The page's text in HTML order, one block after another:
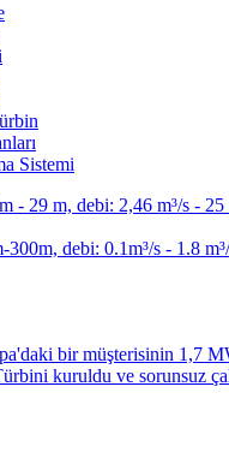
Sistemi
bir müşterisinin 1,7
kuruldu ve sorunsuz